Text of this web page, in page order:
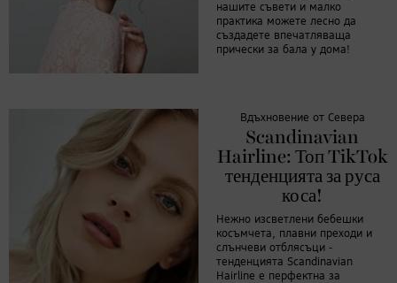
нашите съвети и малко
практика можете лесно да
създадете впечатляваща
прически за бала у дома!
Вдъхновение от Севера
Scandinavian
Hairline: Топ TikTok
тенденцията за руса
коса!
Нежно изсветлени бебешки
косъмчета, плавни преходи и
слънчеви отблясъци -
тенденцията Scandinavian
Hairline е перфектна за